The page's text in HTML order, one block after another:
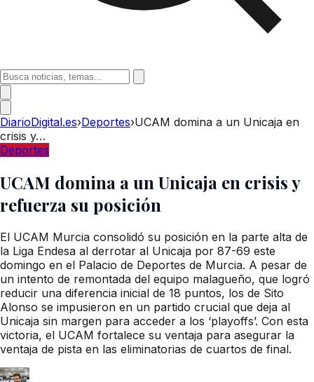
DiarioDigital.es›Deportes›UCAM domina a un Unicaja en
crisis y…
Deportes
UCAM domina a un Unicaja en crisis y
refuerza su posición
El UCAM Murcia consolidó su posición en la parte alta de
la Liga Endesa al derrotar al Unicaja por 87-69 este
domingo en el Palacio de Deportes de Murcia. A pesar de
un intento de remontada del equipo malagueño, que logró
reducir una diferencia inicial de 18 puntos, los de Sito
Alonso se impusieron en un partido crucial que deja al
Unicaja sin margen para acceder a los ‘playoffs’. Con esta
victoria, el UCAM fortalece su ventaja para asegurar la
ventaja de pista en las eliminatorias de cuartos de final.